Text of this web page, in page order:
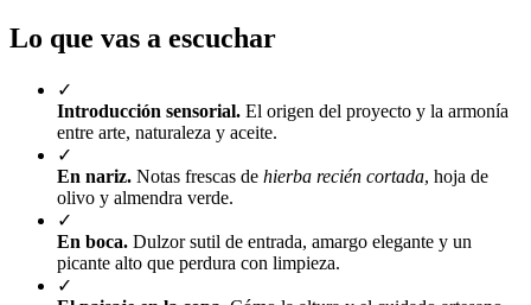
Lo que vas a escuchar
✓
Introducción sensorial. El origen del proyecto y la armonía
entre arte, naturaleza y aceite.
✓
En nariz. Notas frescas de hierba recién cortada, hoja de
olivo y almendra verde.
✓
En boca. Dulzor sutil de entrada, amargo elegante y un
picante alto que perdura con limpieza.
✓